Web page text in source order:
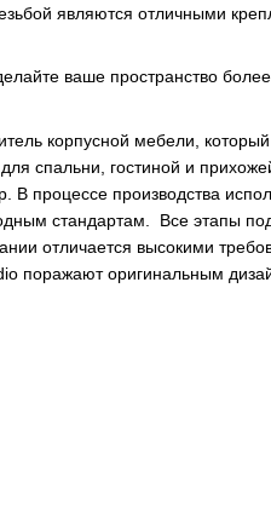
являются отличными
ваше пространство
корпусной мебели,
спальни, гостиной и
В процессе производства
стандартам. Все этапы
отличается высокими
поражают оригинальным